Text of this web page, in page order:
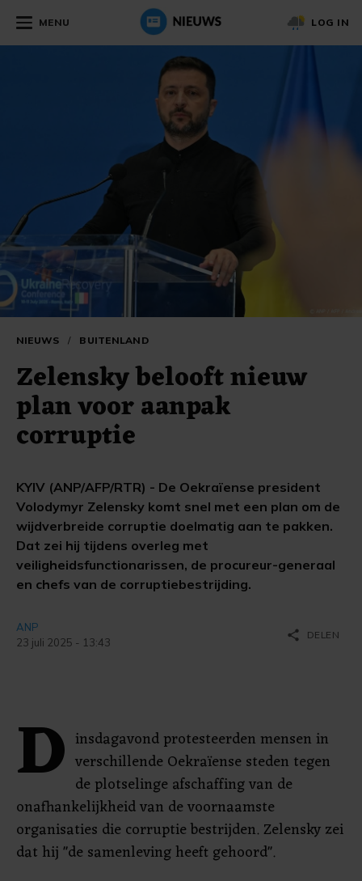
MENU LOG IN
NIEUWS / BUITENLAND
Zelensky belooft nieuw
plan voor aanpak
corruptie
KYIV (ANP/AFP/RTR) - De Oekraïense president
Volodymyr Zelensky komt snel met een plan om de
wijdverbreide corruptie doelmatig aan te pakken.
Dat zei hij tijdens overleg met
veiligheidsfunctionarissen, de procureur-generaal
en chefs van de corruptiebestrijding.
ANP
23 juli 2025 - 13:43
share DELEN
D insdagavond protesteerden mensen in
verschillende Oekraïense steden tegen
de plotselinge afschaffing van de
onafhankelijkheid van de voornaamste
organisaties die corruptie bestrijden. Zelensky zei
dat hij "de samenleving heeft gehoord".